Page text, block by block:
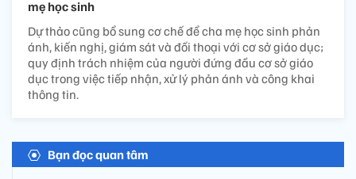
mẹ học sinh
Dự thảo cũng bổ sung cơ chế để cha mẹ học sinh phản
ánh, kiến nghị, giám sát và đối thoại với cơ sở giáo dục;
quy định trách nhiệm của người đứng đầu cơ sở giáo
dục trong việc tiếp nhận, xử lý phản ánh và công khai
thông tin.
Bạn đọc quan tâm